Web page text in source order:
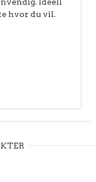
hvor du vil.